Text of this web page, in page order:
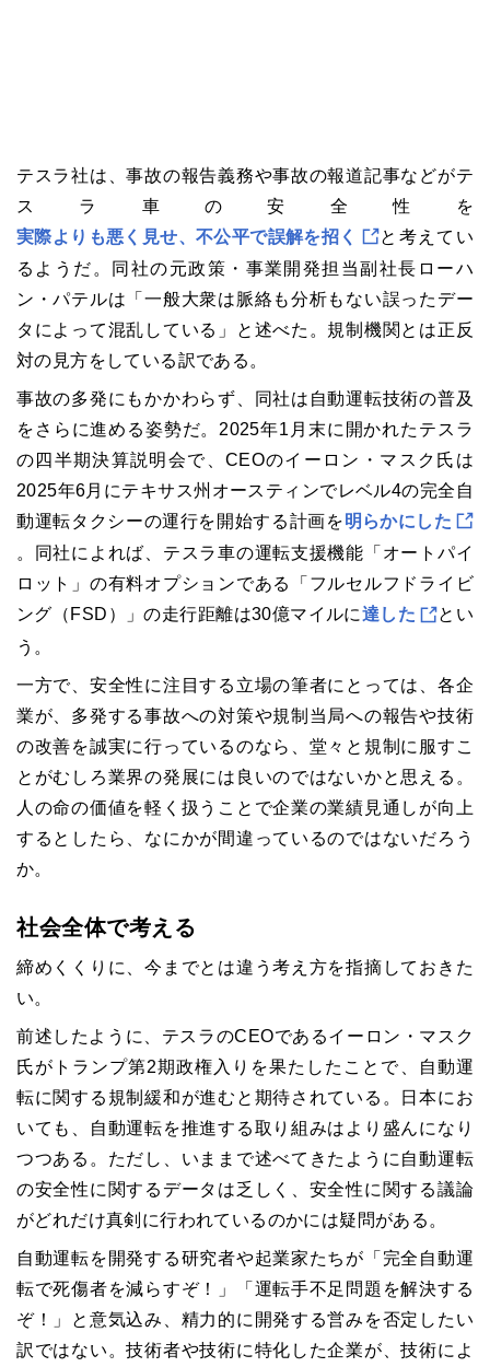
テスラ社は、事故の報告義務や事故の報道記事などがテ
スラ車の安全性を
実際よりも悪く見せ、不公平で誤解を招く
と考えてい
るようだ。同社の元政策・事業開発担当副社長ローハ
ン・パテルは「一般大衆は脈絡も分析もない誤ったデー
タによって混乱している」と述べた。規制機関とは正反
対の見方をしている訳である。
事故の多発にもかかわらず、同社は自動運転技術の普及
をさらに進める姿勢だ。2025年1月末に開かれたテスラ
の四半期決算説明会で、CEOのイーロン・マスク氏は
2025年6月にテキサス州オースティンでレベル4の完全自
動運転タクシーの運行を開始する計画を明らかにした
。同社によれば、テスラ車の運転支援機能「オートパイ
ロット」の有料オプションである「フルセルフドライビ
ング（FSD）」の走行距離は30億マイルに達した
とい
う。
一方で、安全性に注目する立場の筆者にとっては、各企
業が、多発する事故への対策や規制当局への報告や技術
の改善を誠実に行っているのなら、堂々と規制に服すこ
とがむしろ業界の発展には良いのではないかと思える。
人の命の価値を軽く扱うことで企業の業績見通しが向上
するとしたら、なにかが間違っているのではないだろう
か。
社会全体で考える
締めくくりに、今までとは違う考え方を指摘しておきた
い。
前述したように、テスラのCEOであるイーロン・マスク
氏がトランプ第2期政権入りを果たしたことで、自動運
転に関する規制緩和が進むと期待されている。日本にお
いても、自動運転を推進する取り組みはより盛んになり
つつある。ただし、いままで述べてきたように自動運転
の安全性に関するデータは乏しく、安全性に関する議論
がどれだけ真剣に行われているのかには疑問がある。
自動運転を開発する研究者や起業家たちが「完全自動運
転で死傷者を減らすぞ！」「運転手不足問題を解決する
ぞ！」と意気込み、精力的に開発する営みを否定したい
訳ではない。技術者や技術に特化した企業が、技術によ